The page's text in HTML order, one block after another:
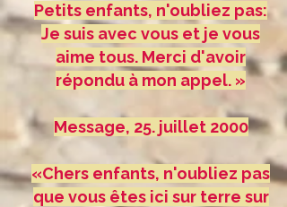
Petits enfants, n'oubliez pas:
Je suis avec vous et je vous
aime tous. Merci d'avoir
répondu à mon appel. »
Message, 25. juillet 2000
«Chers enfants, n'oubliez pas
que vous êtes ici sur terre sur